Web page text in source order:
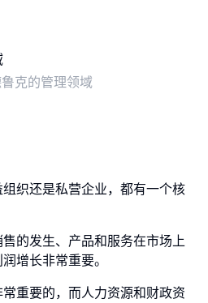
鲁克的管理领域
织还是私营企业，都有一个核
的发生、产品和服务在市场上
增长非常重要。
重要的，而人力资源和财政资